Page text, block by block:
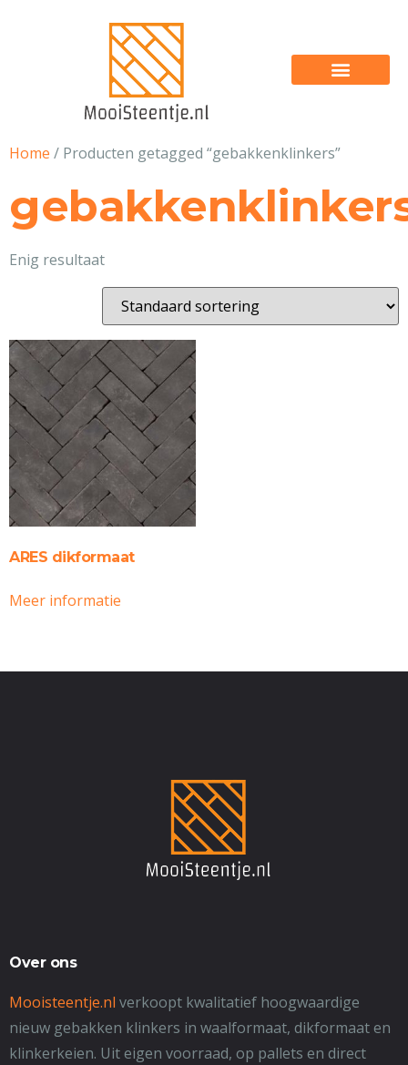
Home / Producten getagged “gebakkenklinkers”
Enig resultaat
ARES dikformaat
Meer informatie
Over ons
Mooisteentje.nl verkoopt kwalitatief hoogwaardige
nieuw gebakken klinkers in waalformaat, dikformaat en
klinkerkeien. Uit eigen voorraad, op pallets en direct